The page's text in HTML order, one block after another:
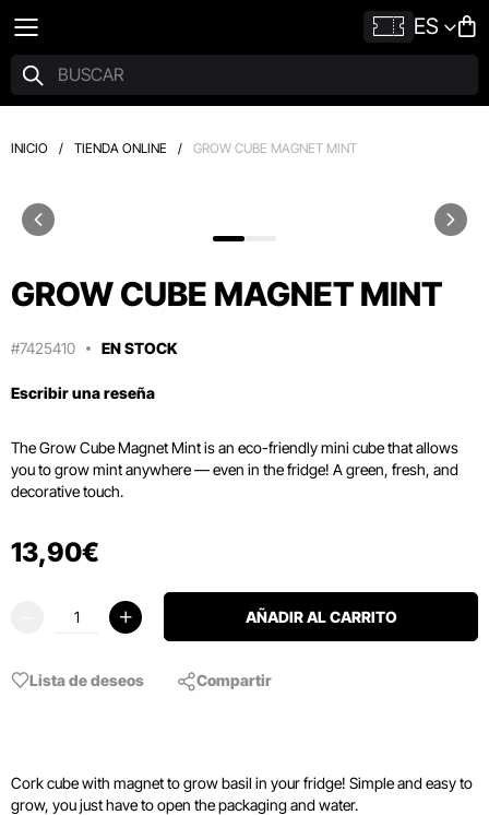
ES
INICIO / TIENDA ONLINE / GROW CUBE MAGNET MINT
GROW CUBE MAGNET MINT
#7425410 EN STOCK
Escribir una reseña
The Grow Cube Magnet Mint is an eco-friendly mini cube that allows
you to grow mint anywhere — even in the fridge! A green, fresh, and
decorative touch.
13,90€
AÑADIR AL CARRITO
Lista de deseos Compartir
Cork cube with magnet to grow basil in your fridge! Simple and easy to
grow, you just have to open the packaging and water.